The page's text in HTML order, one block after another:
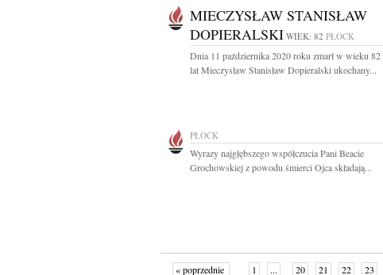
MIECZYSŁAW STANISŁAW
DOPIERALSKI WIEK: 82 PŁOCK
Dnia 11 października 2020 roku zmarł w wieku 82
lat Mieczysław Stanisław Dopieralski ukochany...
PŁOCK
Wyrazy najgłębszego współczucia Pani Beacie
Grochowskiej z powodu śmierci Ojca składają...
« poprzednie 1 ... 20 21 22 23